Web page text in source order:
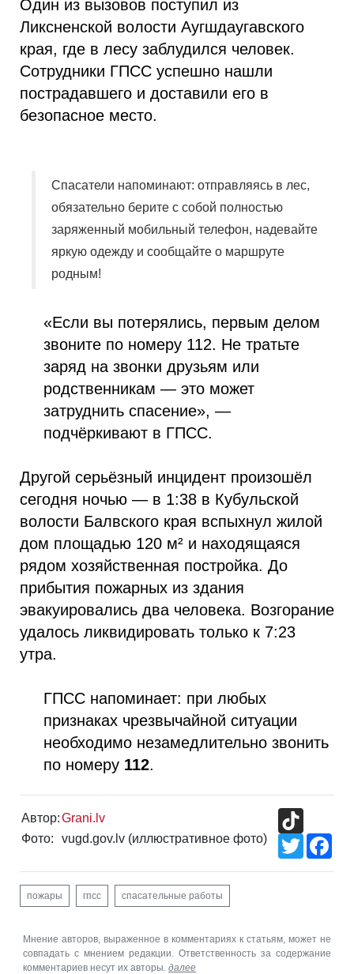
Один из вызовов поступил из
Ликсненской волости Аугшдаугавского
края, где в лесу заблудился человек.
Сотрудники ГПСС успешно нашли
пострадавшего и доставили его в
безопасное место.
Спасатели напоминают: отправляясь в лес,
обязательно берите с собой полностью
заряженный мобильный телефон, надевайте
яркую одежду и сообщайте о маршруте
родным!
«Если вы потерялись, первым делом
звоните по номеру 112. Не тратьте
заряд на звонки друзьям или
родственникам — это может
затруднить спасение», —
подчёркивают в ГПСС.
Другой серьёзный инцидент произошёл
сегодня ночью — в 1:38 в Кубульской
волости Балвского края вспыхнул жилой
дом площадью 120 м² и находящаяся
рядом хозяйственная постройка. До
прибытия пожарных из здания
эвакуировались два человека. Возгорание
удалось ликвидировать только к 7:23
утра.
ГПСС напоминает: при любых
признаках чрезвычайной ситуации
необходимо незамедлительно звонить
по номеру 112.
Автор:Grani.lv
Фото:
vugd.gov.lv (иллюстративное фото)
Twitter
пожары гпсс спасательные работы
Мнение авторов, выраженное в комментариях к статьям, может не
совпадать с мнением редакции. Ответственность за содержание
комментариев несут их авторы. далее